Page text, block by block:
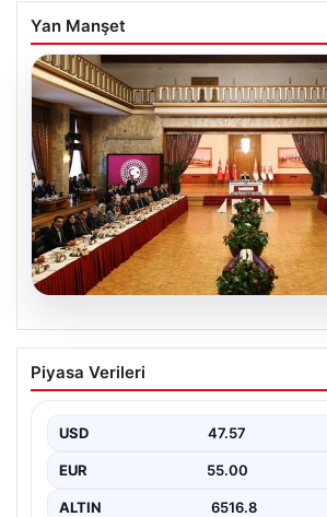
Yan Manşet
Çerçeve Yasa Nedir, Neleri
Terörle Mücadeledeki Rolü
tutan çerçeve yasa, temel olarak
Piyasa Verileri
USD 47.57
EUR 55.00
ALTIN 6516.8